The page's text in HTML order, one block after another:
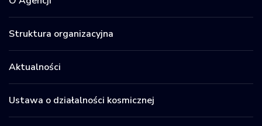
Struktura organizacyjna
Aktualności
Ustawa o działalności kosmicznej